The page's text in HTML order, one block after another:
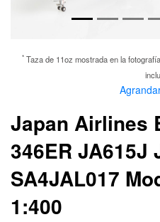
* Taza de 11oz mostrada en la
Japan Airlines
346ER JA615J
SA4JAL017
1:400